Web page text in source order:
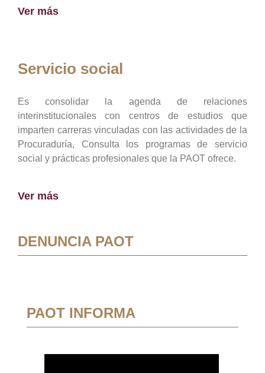
Ver más
Servicio social
Es consolidar la agenda de relaciones
interinstitucionales con centros de estudios que
imparten carreras vinculadas con las actividades de la
Procuraduría, Consulta los programas de servicio
social y prácticas profesionales que la PAOT ofrece.
Ver más
DENUNCIA PAOT
PAOT INFORMA